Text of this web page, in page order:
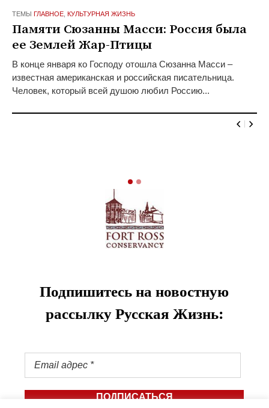
ТЕМЫ ГЛАВНОЕ, КУЛЬТУРНАЯ ЖИЗНЬ
Памяти Сюзанны Масси: Россия была
ее Землей Жар-Птицы
В конце января ко Господу отошла Сюзанна Масси –
известная американская и российская писательница.
Человек, который всей душою любил Россию...
Подпишитесь на новостную
рассылку Русская Жизнь: